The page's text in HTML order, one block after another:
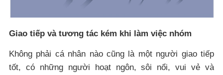
Giao tiếp và tương tác kém khi làm việc nhóm
Không phải cá nhân nào cũng là một người giao tiếp
tốt, có những người hoạt ngôn, sôi nổi, vui vẻ và